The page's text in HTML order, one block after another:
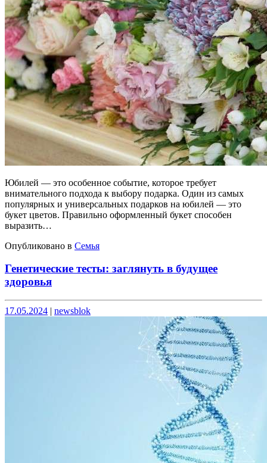
Юбилей — это особенное событие, которое требует
внимательного подхода к выбору подарка. Один из самых
популярных и универсальных подарков на юбилей — это
букет цветов. Правильно оформленный букет способен
выразить…
Опубликовано в Семья
Генетические тесты: заглянуть в будущее
здоровья
Опубликовано
17.05.2024 | Опубликовано
newsblok